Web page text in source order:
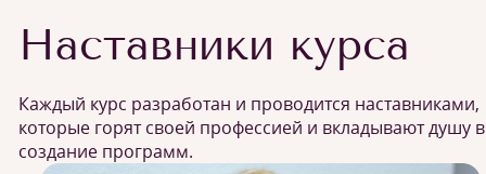
Наставники курса
Каждый курс разработан и проводится наставниками,
которые горят своей профессией и вкладывают душу в
создание программ.